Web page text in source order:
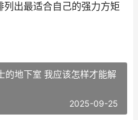
出最适合自己的强力方矩
的地下室 我应该怎样才能解
2025-09-25